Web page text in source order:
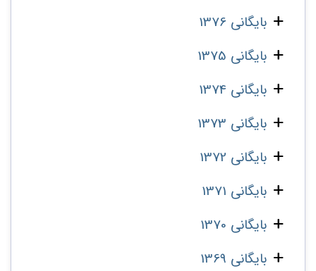
بایگانی 1376
بایگانی 1375
بایگانی 1374
بایگانی 1373
بایگانی 1372
بایگانی 1371
بایگانی 1370
بایگانی 1369